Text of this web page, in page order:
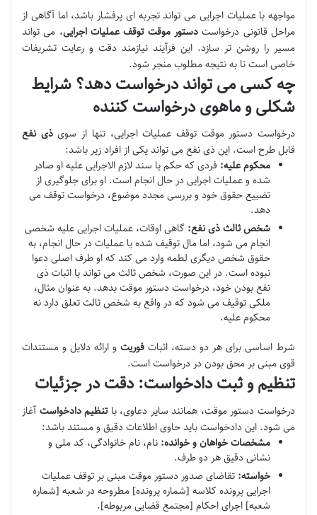
مواجهه با عملیات اجرایی می تواند تجربه ای پرفشار باشد، اما آگاهی از
مراحل قانونی درخواست دستور موقت توقف عملیات اجرایی، می تواند
مسیر را روشن تر سازد. این فرآیند نیازمند دقت و رعایت تشریفات
خاصی است تا به نتیجه مطلوب منجر شود.
چه کسی می تواند درخواست دهد؟ شرایط
شکلی و ماهوی درخواست کننده
درخواست دستور موقت توقف عملیات اجرایی، تنها از سویذی نفع
قابل طرح است. این ذی نفع می تواند یکی از افراد زیر باشد:
محکوم علیه: فردی که حکم یا سند لازم الاجرایی علیه او صادر
شده و عملیات اجرایی در حال انجام است. او برای جلوگیری از
تضییع حقوق خود و بررسی مجدد موضوع، درخواست توقف می
دهد.
شخص ثالث ذی نفع: گاهی اوقات، عملیات اجرایی علیه شخصی
انجام می شود، اما مال توقیف شده یا عملیات در حال انجام، به
حقوق شخص دیگری لطمه وارد می کند که او طرف اصلی دعوا
نبوده است. در این صورت، شخص ثالث می تواند با اثبات ذی
نفع بودن خود، درخواست دستور موقت بدهد. به عنوان مثال،
ملکی توقیف می شود که در واقع به شخص ثالث تعلق دارد نه
محکوم علیه.
شرط اساسی برای هر دو دسته، اثبات فوریت و ارائه دلایل و مستندات
قوی مبنی بر محق بودن در درخواست است.
تنظیم و ثبت دادخواست: دقت در جزئیات
درخواست دستور موقت، همانند سایر دعاوی، باتنظیم دادخواستآغاز
می شود. این دادخواست باید حاوی اطلاعات دقیق و مستند باشد:
مشخصات خواهان و خوانده: نام، نام خانوادگی، کد ملی و
نشانی دقیق هر دو طرف.
خواسته: تقاضای صدور دستور موقت مبنی بر توقف عملیات
اجرایی پرونده کلاسه [شماره پرونده] مطروحه در شعبه [شماره
شعبه] اجرای احکام [مجتمع قضایی مربوطه].